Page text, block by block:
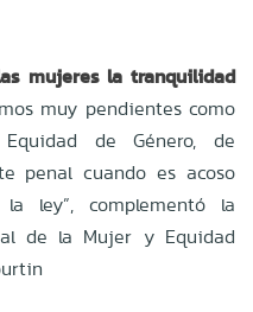
mujeres la tranquilidad
muy pendientes como
de Género, de
penal cuando es acoso
ley”, complementó la
de la Mujer y Equidad